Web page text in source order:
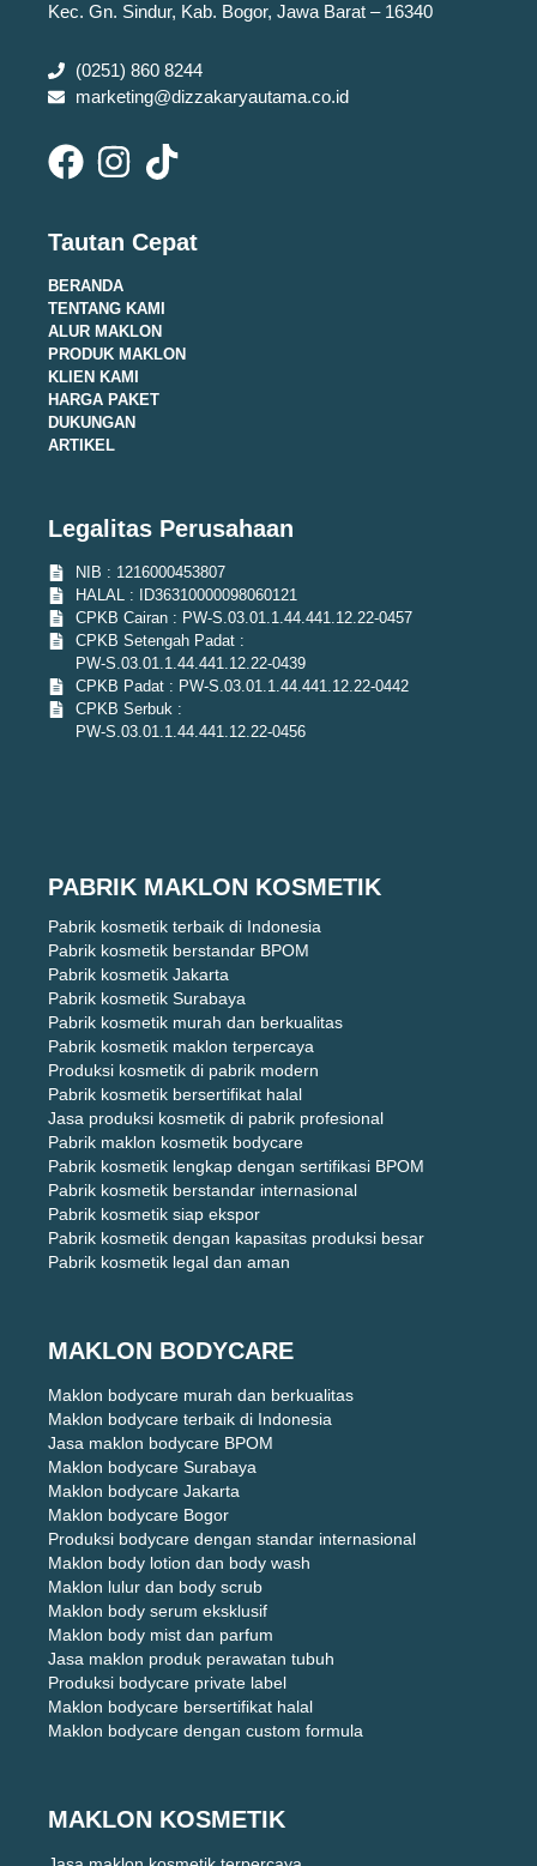
Kec. Gn. Sindur, Kab. Bogor, Jawa Barat – 16340
(0251) 860 8244
marketing@dizzakaryautama.co.id
Tautan Cepat
BERANDA
TENTANG KAMI
ALUR MAKLON
PRODUK MAKLON
KLIEN KAMI
HARGA PAKET
DUKUNGAN
ARTIKEL
Legalitas Perusahaan
NIB : 1216000453807
HALAL : ID36310000098060121
CPKB Cairan : PW-S.03.01.1.44.441.12.22-0457
CPKB Setengah Padat :
PW-S.03.01.1.44.441.12.22-0439
CPKB Padat : PW-S.03.01.1.44.441.12.22-0442
CPKB Serbuk :
PW-S.03.01.1.44.441.12.22-0456
PABRIK MAKLON KOSMETIK
Pabrik kosmetik terbaik di Indonesia
Pabrik kosmetik berstandar BPOM
Pabrik kosmetik Jakarta
Pabrik kosmetik Surabaya
Pabrik kosmetik murah dan berkualitas
Pabrik kosmetik maklon terpercaya
Produksi kosmetik di pabrik modern
Pabrik kosmetik bersertifikat halal
Jasa produksi kosmetik di pabrik profesional
Pabrik maklon kosmetik bodycare
Pabrik kosmetik lengkap dengan sertifikasi BPOM
Pabrik kosmetik berstandar internasional
Pabrik kosmetik siap ekspor
Pabrik kosmetik dengan kapasitas produksi besar
Pabrik kosmetik legal dan aman
MAKLON BODYCARE
Maklon bodycare murah dan berkualitas
Maklon bodycare terbaik di Indonesia
Jasa maklon bodycare BPOM
Maklon bodycare Surabaya
Maklon bodycare Jakarta
Maklon bodycare Bogor
Produksi bodycare dengan standar internasional
Maklon body lotion dan body wash
Maklon lulur dan body scrub
Maklon body serum eksklusif
Maklon body mist dan parfum
Jasa maklon produk perawatan tubuh
Produksi bodycare private label
Maklon bodycare bersertifikat halal
Maklon bodycare dengan custom formula
MAKLON KOSMETIK